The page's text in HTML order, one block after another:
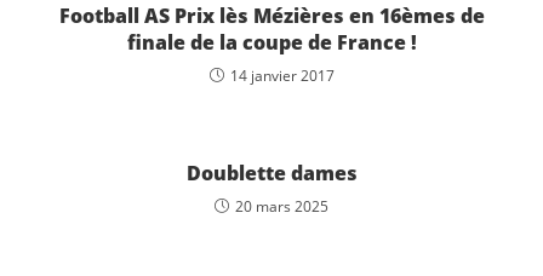
Football AS Prix lès Mézières en 16èmes de
finale de la coupe de France !
14 janvier 2017
Doublette dames
20 mars 2025